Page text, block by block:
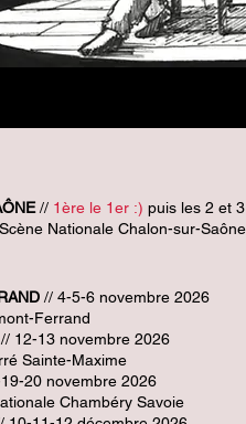
// 1ère le 1er :) puis les 2 et
Nationale Chalon-sur-Saône
// 4-5-6 novembre 2026
Ferrand
12-13 novembre 2026
Sainte-Maxime
20 novembre 2026
Chambéry Savoie